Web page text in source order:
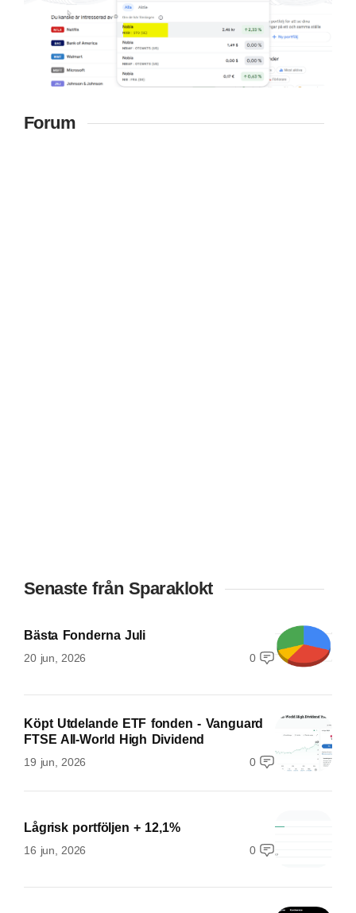
Forum
Senaste från Sparaklokt
Bästa Fonderna Juli
20 jun, 2026 0
Köpt Utdelande ETF fonden - Vanguard
FTSE All-World High Dividend
19 jun, 2026 0
Lågrisk portföljen + 12,1%
16 jun, 2026 0